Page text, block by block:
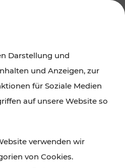
und das Burgenland
Gastronomie,
– viele
Darstellung und
und Anzeigen, zur
für Soziale Medien
auf unsere Website so
verwenden wir
von Cookies.